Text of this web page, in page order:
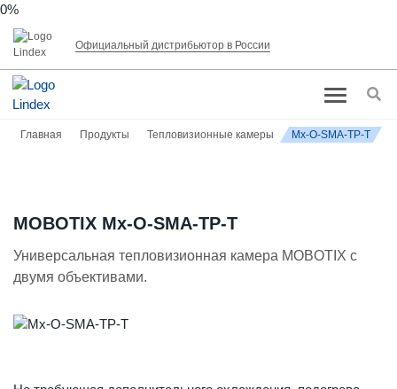
0%
Официальный дистрибьютор в России
Главная Продукты Тепловизионные камеры Mx-O-SMA-TP-T
MOBOTIX Mx-O-SMA-TP-T
Универсальная тепловизионная камера MOBOTIX с
двумя объективами.